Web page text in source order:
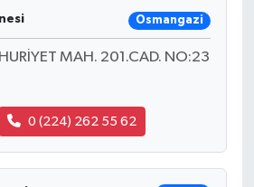
Osmangazi
MAH. 201.CAD. NO:23
0 (224) 262 55 62